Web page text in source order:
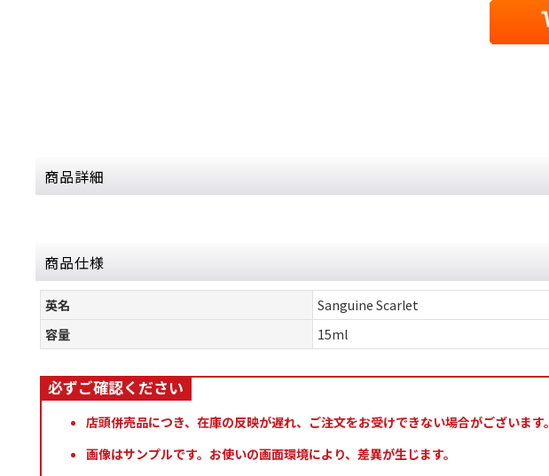
商品詳細
商品仕様
英名
Sanguine Scarlet
容量
15ml
店頭併売品につき、在庫の反映が遅れ、ご注文をお受けできない場合がございます。
画像はサンプルです。お使いの画面環境により、差異が生じます。